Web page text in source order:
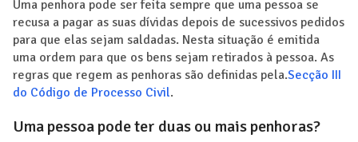
Uma penhora pode ser feita sempre que uma pessoa se
recusa a pagar as suas dívidas depois de sucessivos pedidos
para que elas sejam saldadas. Nesta situação é emitida
uma ordem para que os bens sejam retirados à pessoa. As
regras que regem as penhoras são definidas pela.Secção III
do Código de Processo Civil.
Uma pessoa pode ter duas ou mais penhoras?